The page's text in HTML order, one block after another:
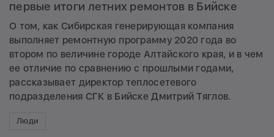
первые итоги летних ремонтов в Бийске
О том, как Сибирская генерирующая компания
выполняет ремонтную программу 2020 года во
втором по величине городе Алтайского края, и в чем
ее отличие по сравнению с прошлыми годами,
рассказывает директор теплосетевого
подразделения СГК в Бийске Дмитрий Тяглов.
Люди